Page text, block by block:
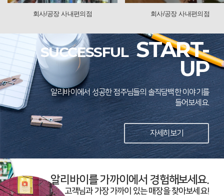
사내편의점 회사/공장 사내편의점
SUCCESSFUL START-
UP
알리바이에서 성공한 점주님들의 솔직담백한 이야기를
들어보세요.
자세히보기
알리바이를 가까이에서 경험해보세요.
고객님과 가장 가까이 있는 매장을 찾아보세요!